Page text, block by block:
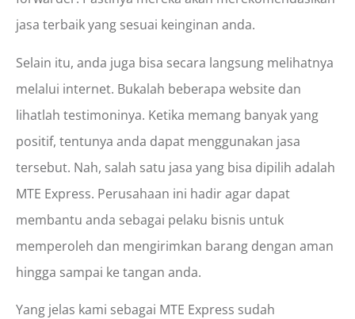
jasa terbaik yang sesuai keinginan anda.
Selain itu, anda juga bisa secara langsung melihatnya
melalui internet. Bukalah beberapa website dan
lihatlah testimoninya. Ketika memang banyak yang
positif, tentunya anda dapat menggunakan jasa
tersebut. Nah, salah satu jasa yang bisa dipilih adalah
MTE Express. Perusahaan ini hadir agar dapat
membantu anda sebagai pelaku bisnis untuk
memperoleh dan mengirimkan barang dengan aman
hingga sampai ke tangan anda.
Yang jelas kami sebagai MTE Express sudah